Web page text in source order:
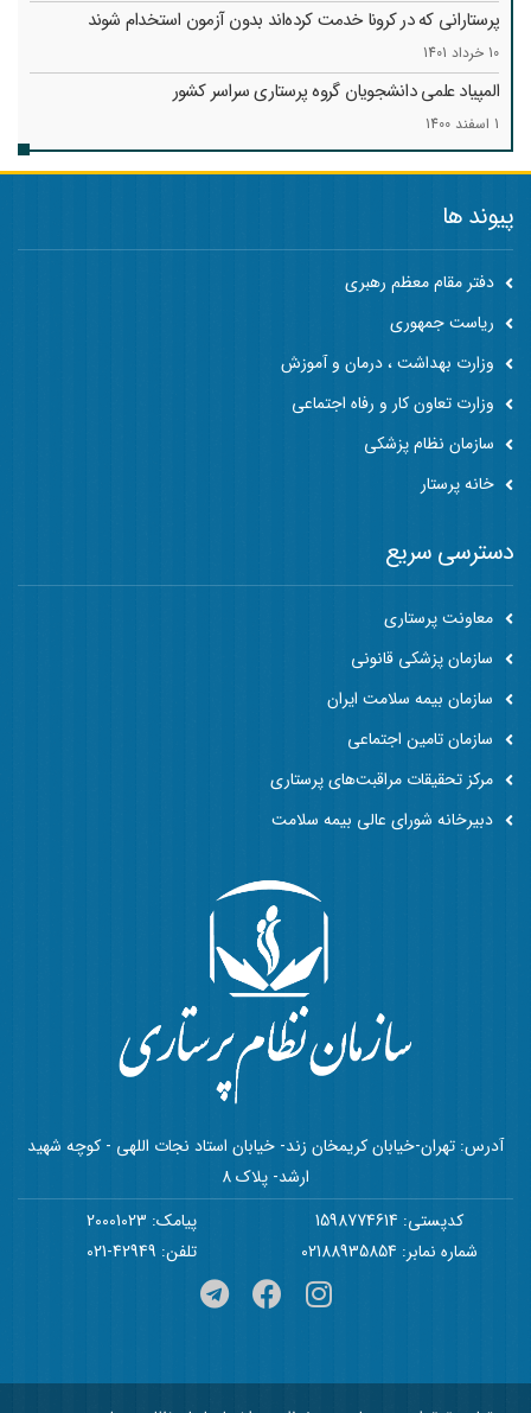
پرستارانی که در کرونا خدمت کرد‌ه‌اند بدون آزمون استخدام شوند
10 خرداد 1401
المپیاد علمی دانشجویان گروه پرستاری سراسر کشور
1 اسفند 1400
پیوند ها
دفتر مقام معظم رهبری
ریاست جمهوری
وزارت بهداشت ، درمان و آموزش
وزارت تعاون کار و رفاه اجتماعی
سازمان نظام پزشکی
خانه پرستار
آدرس: تهران-خیابان کریمخان زند- خیابان استاد نجات اللهی - کوچه شهید
ارشد- پلاک 8
کدپستی: 1598774614
پیامک: 20001023
شماره نمابر: 02188935854
تلفن: 42949-021
دسترسی سریع
معاونت پرستاری
سازمان پزشکی قانونی
سازمان بیمه سلامت ایران
سازمان تامین اجتماعی
مرکز تحقیقات مراقبت‌های پرستاری
دبیرخانه شورای عالی بیمه سلامت